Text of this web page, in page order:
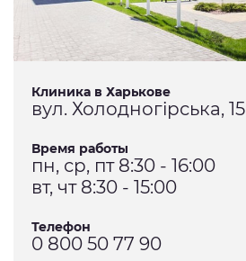
Клиника в Харькове
вул. Холодногірська, 15
Время работы
пн, ср, пт 8:30 - 16:00
вт, чт 8:30 - 15:00
Телефон
0 800 50 77 90